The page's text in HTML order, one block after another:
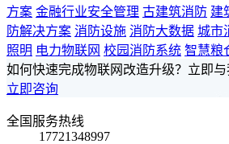
方案 金融行业安全管理 古建筑消防 建
防解决方案 消防设施 消防大数据 城市
照明 电力物联网 校园消防系统 智慧粮
如何快速完成物联网改造升级？立即
立即咨询
全国服务热线
17721348997